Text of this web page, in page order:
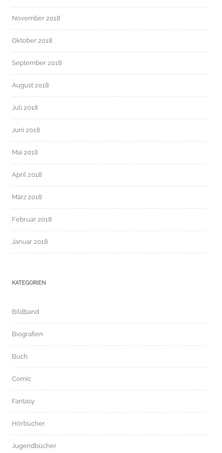
November 2018
Oktober 2018
September 2018
August 2018
Juli 2018
Juni 2018
Mai 2018
April 2018
März 2018
Februar 2018
Januar 2018
KATEGORIEN
Bildband
Biografien
Buch
Comic
Fantasy
Hörbücher
Jugendbücher